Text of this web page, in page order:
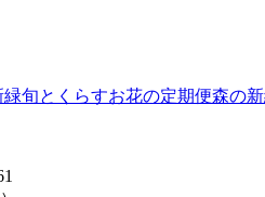
緑旬とくらすお花の定期便森の